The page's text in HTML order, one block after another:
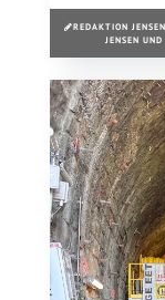
REDAKTION
JENSEN